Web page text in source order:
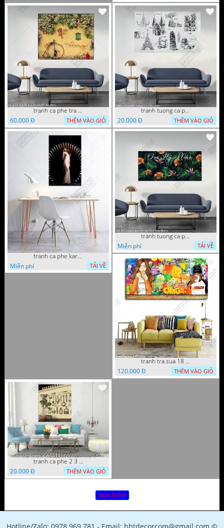
tranh ca phe tra sua 07112022 hieu
60.000 Đ
THÊM VÀO GIỎ
tranh tuong ca phe tra sua 10 10 phu
20.000 Đ
THÊM VÀO GIỎ
tranh ca phe karaoke ca si dep 26 9 2022 ho
Miễn phí
TẢI VỀ
tranh tuong ca phe 22 08 2022 hieu
Miễn phí
TẢI VỀ
tranh tra sua 18 8 2022 ho
120.000 Đ
THÊM VÀO GIỎ
tranh ca phe 2 3 8 2022 quyen
20.000 Đ
THÊM VÀO GIỎ
XEM THÊM